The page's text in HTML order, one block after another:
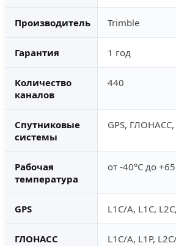
Производитель Trimble
Гарантия 1 год
Количество
каналов
440
Спутниковые
системы
GPS, ГЛОНАСС,
Рабочая
температура
от -40°С до
GPS L1C/A, L1C,
ГЛОНАСС L1C/A, L1P,